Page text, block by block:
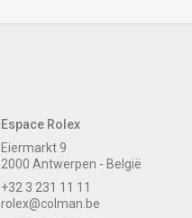
Espace Rolex
Eiermarkt 9
2000 Antwerpen - België
+32 3 231 11 11
rolex@colman.be